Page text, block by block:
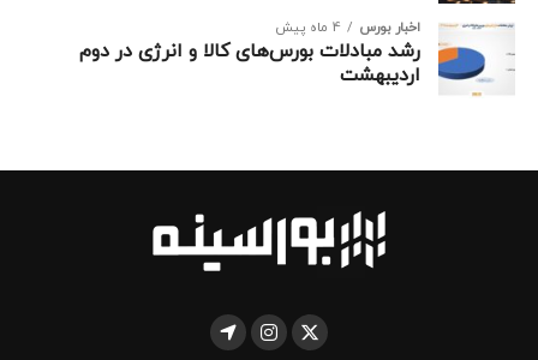
اخبار بورس 4 ماه پیش
رشد مبادلات بورس‌های کالا و انرژی در دوم
اردیبهشت